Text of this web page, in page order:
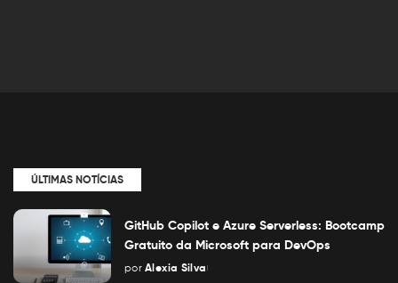
ÚLTIMAS NOTÍCIAS
GitHub Copilot e Azure Serverless: Bootcamp
Gratuito da Microsoft para DevOps
Posted
por Alexia Silva